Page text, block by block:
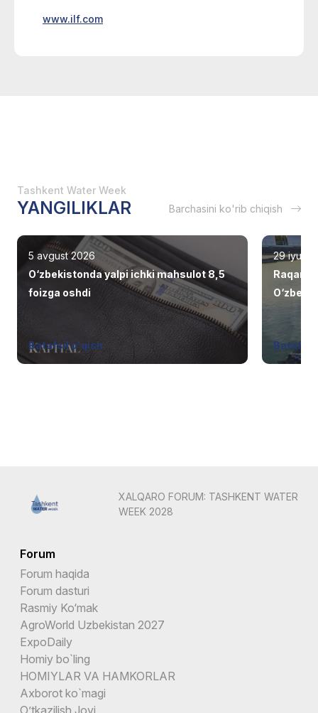
www.ilf.com
Tashkent Water Week
YANGILIKLAR Barchasini ko'rib chiqish
5 avgust 2026
O‘zbekistonda yalpi ichki mahsulot 8,5
foizga oshdi
Batafsil o'qish
29 iyul
Batafsil
XALQARO FORUM: TASHKENT WATER
WEEK 2028
Forum
Forum haqida
Forum dasturi
Rasmiy Ko‘mak
AgroWorld Uzbekistan 2027
ExpoDaily
Homiy bo`ling
HOMIYLAR VA HAMKORLAR
Axborot ko`magi
O’tkazilish Joyi